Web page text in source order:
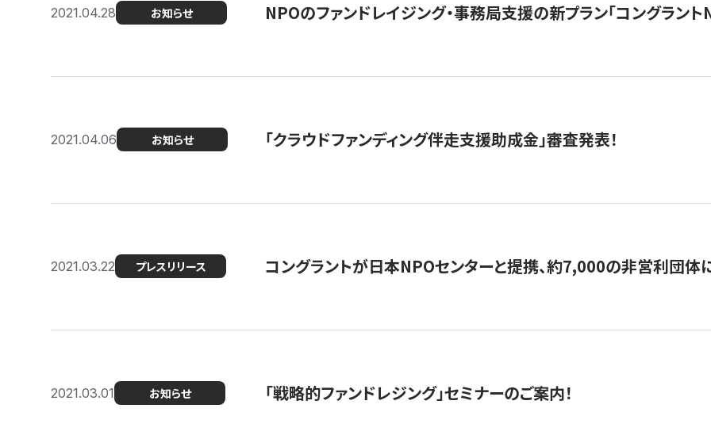
2021.04.28 お知らせ NPOのファンドレイジング・事務局支援の新プラン「コングラント
2021.04.06 お知らせ 「クラウドファンディング伴走支援助成金」審査発表！
2021.03.22 プレスリリース コングラントが日本NPOセンターと提携、約7,000の非営利団体
2021.03.01 お知らせ 「戦略的ファンドレジング」セミナーのご案内！